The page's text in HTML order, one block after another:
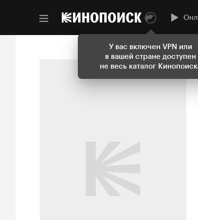
У вас включен VPN или
в вашей стране доступен
не весь каталог